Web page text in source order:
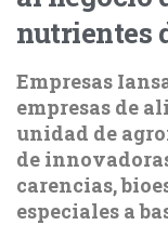
nutrientes
Empresas
empresas de
unidad de
de
carencias,
especiales a